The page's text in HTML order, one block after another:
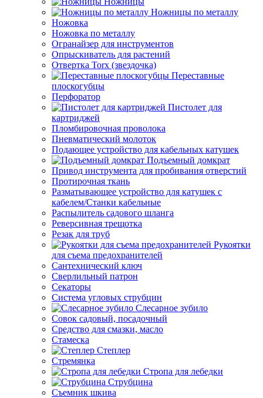
Ножницы по металлу
Ножовка
Ножовка по металлу
Огранайзер для инструментов
Опрыскиватель для растений
Отвертка Torx (звездочка)
Переставные
плоскогубцы
Перфоратор
Пистолет для
картриджей
Пломбировочная проволока
Пневматический молоток
Подающее устройство для кабельных катушек
Подъемный домкрат
Привод инструмента для пробивания отверстий
Протирочная ткань
Разматывающее устройство для катушек с
кабелем/Станки кабельные
Распылитель садового шланга
Реверсивная трещотка
Резак для труб
Рукоятки
для съема предохранителей
Сантехнический ключ
Сверлильный патрон
Секаторы
Система угловых струбцин
Слесарное зубило
Совок садовый, посадочный
Средство для смазки, масло
Стамеска
Степлер
Стремянка
Стропа для лебедки
Струбцина
Съемник шкива